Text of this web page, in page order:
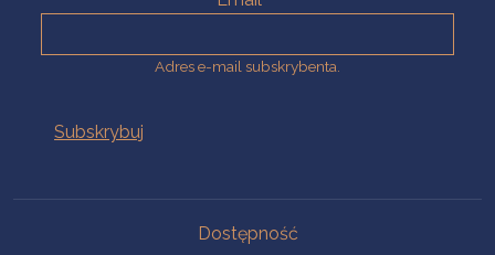
Adres e-mail subskrybenta.
Dostępność